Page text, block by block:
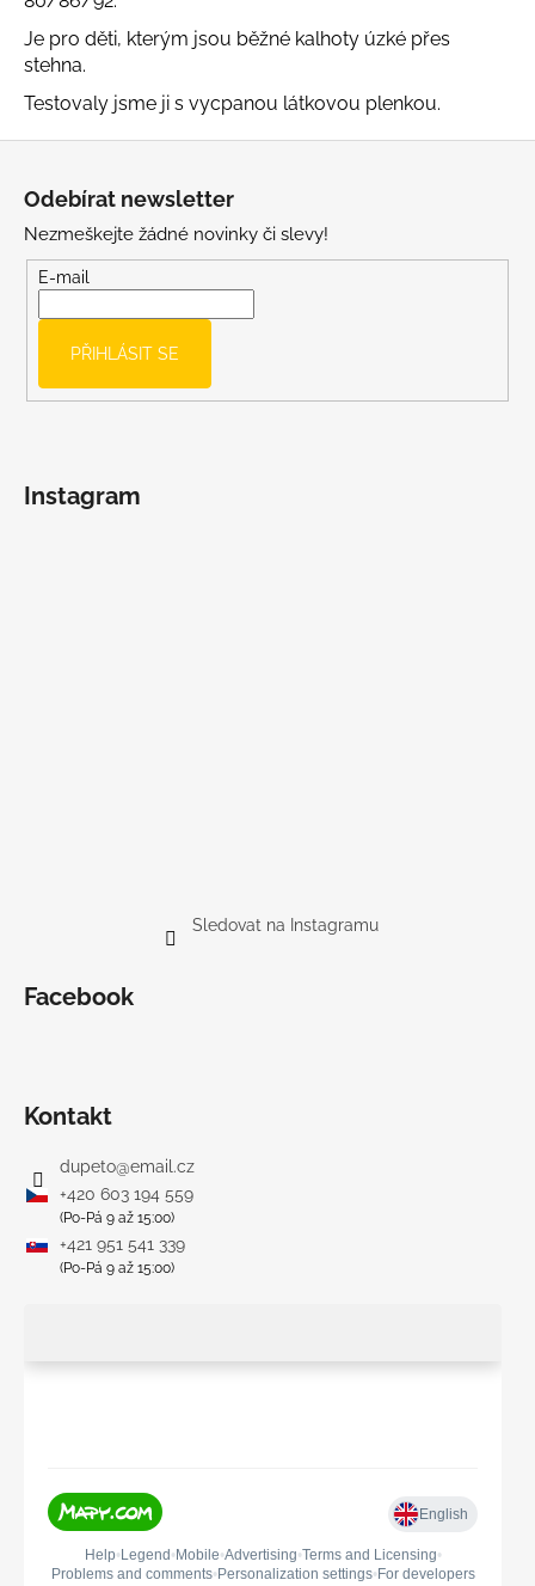
Je pro děti, kterým jsou běžné kalhoty úzké přes
stehna.
Testovaly jsme ji s vycpanou látkovou plenkou.
m
e
LETNÍ
UV
30
BÍLÝ
395
Kč
Odebírat newsletter
Nezmeškejte žádné novinky či slevy!
E-mail
PŘIHLÁSIT SE
Instagram
Sledovat na Instagramu
Facebook
Kontakt
dupeto@email.cz
+420 603 194 559
(Po-Pá 9 až 15:00)
+421 951 541 339
(Po-Pá 9 až 15:00)